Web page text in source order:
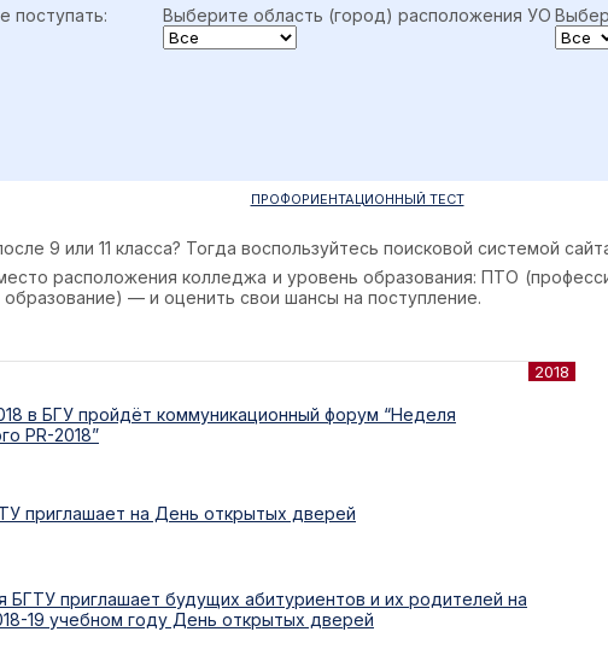
поступать:
Выберите область (город) расположения УО
ПРОФОРИЕНТАЦИОННЫЙ ТЕСТ
9 или 11 класса? Тогда воспользуйтесь поисковой системой
расположения колледжа и уровень образования: ПТО
— и оценить свои шансы на поступление.
2018
в БГУ пройдёт коммуникационный форум “Неделя
PR-2018”
приглашает на День открытых дверей
БГТУ приглашает будущих абитуриентов и их родителей на
19 учебном году День открытых дверей